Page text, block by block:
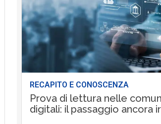
RECAPITO E CONOSCENZA
Prova di lettura nelle
digitali: il passaggio ancora